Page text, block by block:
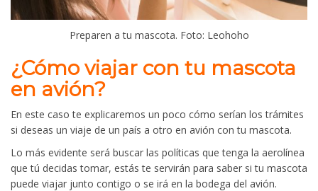
Preparen a tu mascota. Foto: Leohoho
¿Cómo viajar con tu mascota
en avión?
En este caso te explicaremos un poco cómo serían los trámites
si deseas un viaje de un país a otro en avión con tu mascota.
Lo más evidente será buscar las políticas que tenga la aerolínea
que tú decidas tomar, estás te servirán para saber si tu mascota
puede viajar junto contigo o se irá en la bodega del avión.